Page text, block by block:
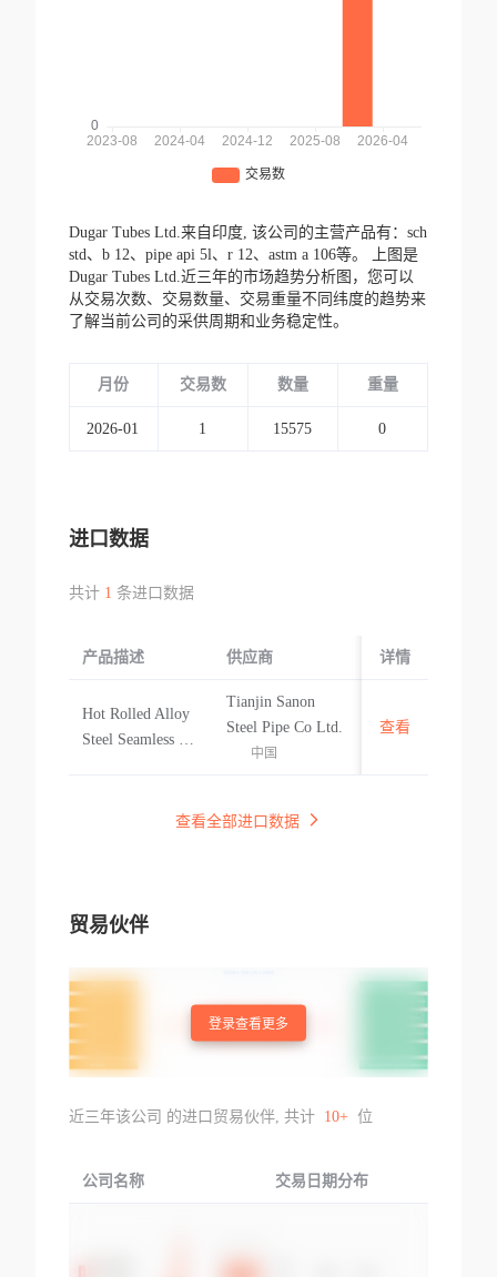
Dugar Tubes Ltd.来自印度, 该公司的主营产品有：sch
std、b 12、pipe api 5l、r 12、astm a 106等。
上图是
Dugar Tubes Ltd.近三年的市场趋势分析图，您可以
从交易次数、交易数量、交易重量不同纬度的趋势来
了解当前公司的采供周期和业务稳定性。
月份 交易数 数量 重量
2026-01 1 15575 0
进口数据
共计 1 条进口数据
产品描述 供应商 起运国/地区
详情
Hot Rolled Alloy
Steel Seamless Pip
26 32 Meters 22 P
Seamless Pipe
Tianjin Sanon
Steel Pipe Co Ltd.
中国
中国
查看
查看全部进口数据
贸易伙伴
登录查看更多
近三年该公司 的进口贸易伙伴, 共计 10+ 位
公司名称 交易日期分布